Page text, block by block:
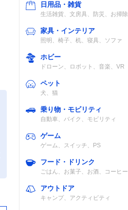
日用品・雑貨
生活雑貨、文房具、防災、お掃除
家具・インテリア
照明、椅子、机、寝具、ソファ
ホビー
ドローン、ロボット、音楽、VR
ペット
犬、猫
乗り物・モビリティ
自動車、バイク、モビリティ
ゲーム
ゲーム、スイッチ、PS
フード・ドリンク
ごはん、お菓子、お酒、コーヒー
アウトドア
キャンプ、アクティビティ